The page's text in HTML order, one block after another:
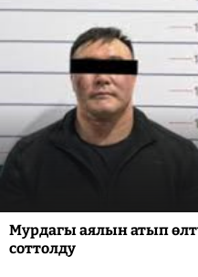
Мурдагы аялын атып
соттолду